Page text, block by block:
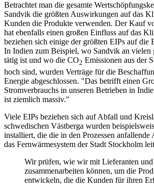
Betrachtet man die gesamte
Sandvik die größten Auswirkungen auf das
Kunden die Produkte verwenden. Der Kauf
hat ebenfalls einen großen Einfluss auf das
beziehen sich einige der größten EIPs auf die
In Indien zum Beispiel, wo Sandvik an vielen
tätig ist und wo die CO2 Emissionen aus der
hoch sind, wurden Verträge für die
Energie abgeschlossen. "Das betrifft einen
Stromverbrauchs in unseren Betrieben in
ist ziemlich massiv."
Viele EIPs beziehen sich auf Abfall und
schwedischen Västberga wurden
installiert, die die in den Prozessen
das Fernwärmesystem der Stadt Stockholm
Wir prüfen, wie wir mit Lieferanten
zusammenarbeiten können, um die
entwickeln, die die Kunden für ihren